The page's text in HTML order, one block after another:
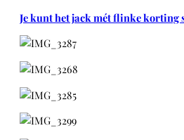
Je kunt het jack mét flinke korting